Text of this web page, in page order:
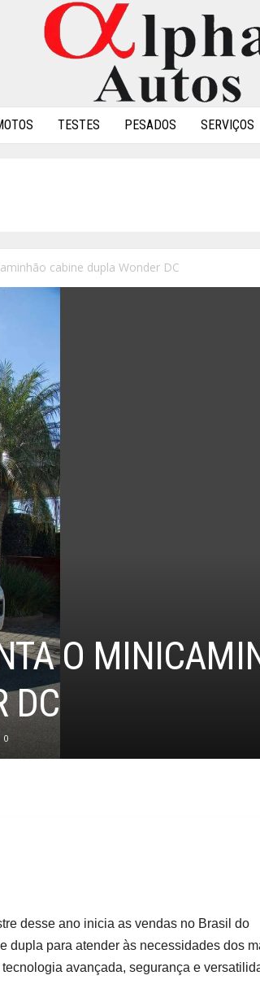
TESTES PESADOS SERVIÇOS
cabine dupla Wonder DC
O
DC
0
desse ano inicia as vendas no Brasil do
dupla para atender às necessidades dos
avançada, segurança e